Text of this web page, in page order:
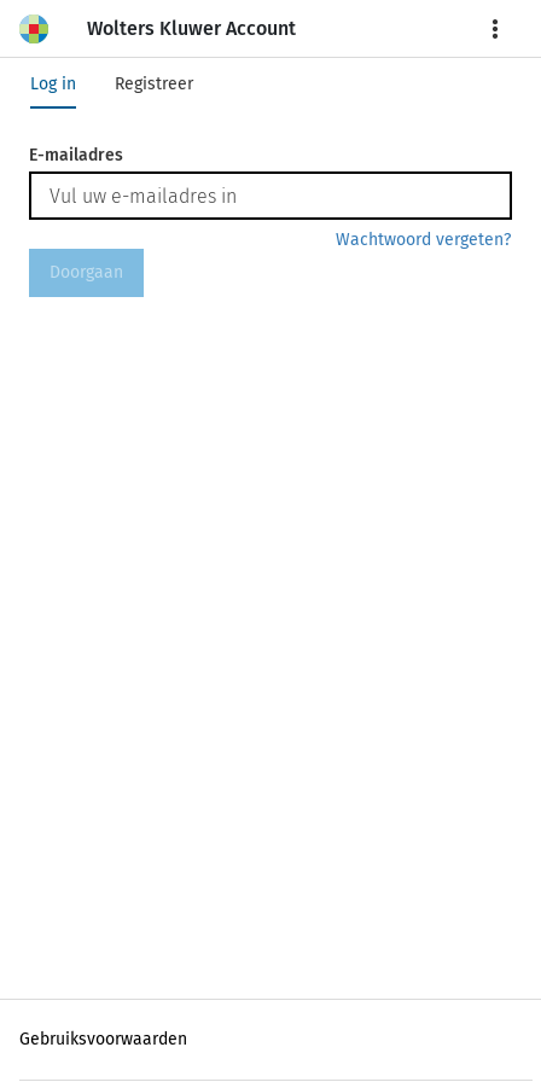
Wolters Kluwer Account More
Log in Registreer
E-mailadres
Wachtwoord vergeten?
Doorgaan
Gebruiksvoorwaarden